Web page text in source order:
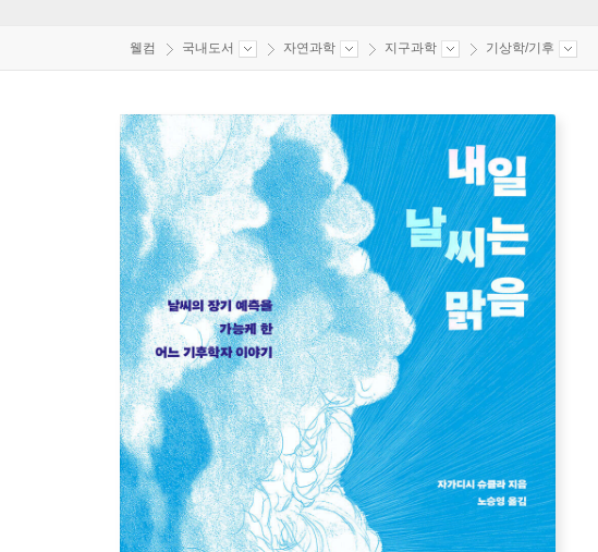
웰컴 국내도서 자연과학 지구과학 기상학/기후